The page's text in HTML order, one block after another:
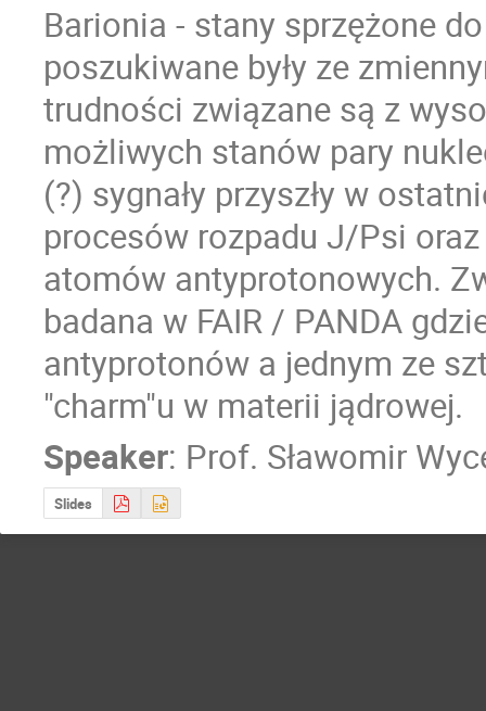
Barionia - stany sprzężone
poszukiwane były ze
trudności związane są z
możliwych stanów pary
(?) sygnały przyszły w
procesów rozpadu J/Psi
atomów antyprotonowych.
badana w FAIR / PANDA
antyprotonów a jednym ze
"charm"u w materii jądrowej.
Speaker: Prof. Sławomir
Slides